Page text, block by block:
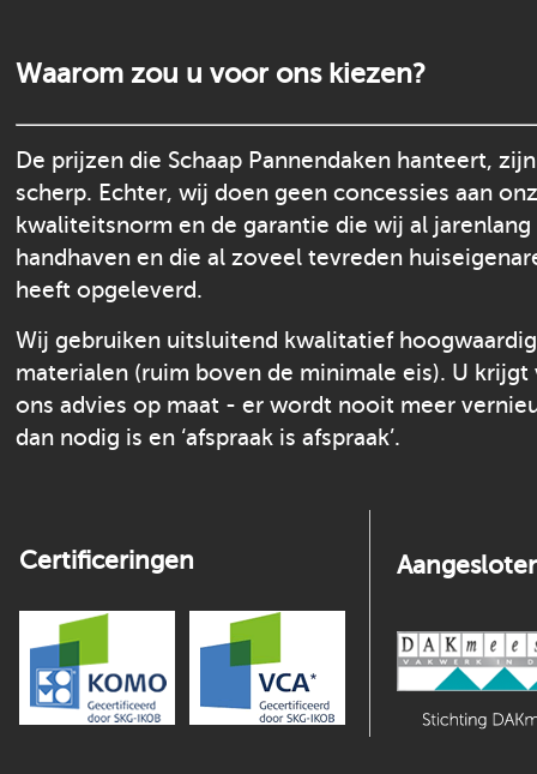
Waarom zou u voor ons kiezen?
De prijzen die Schaap Pannendaken hanteert,
scherp. Echter, wij doen geen concessies aan
kwaliteitsnorm en de garantie die wij al jarenlang
handhaven en die al zoveel tevreden
heeft opgeleverd.
Wij gebruiken uitsluitend kwalitatief
materialen (ruim boven de minimale eis). U krijgt
ons advies op maat - er wordt nooit meer
dan nodig is en ‘afspraak is afspraak’.
Certificeringen